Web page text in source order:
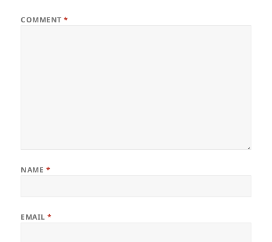
COMMENT*
NAME *
EMAIL*